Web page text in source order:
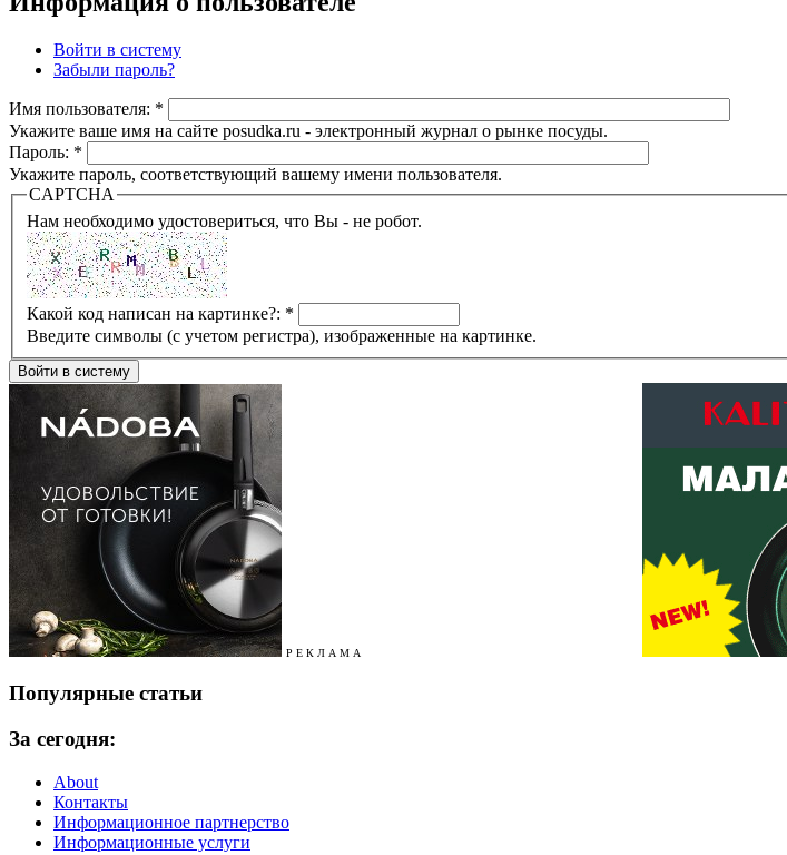
Войти в систему
Забыли пароль?
Имя пользователя: *
Укажите ваше имя на сайте posudka.ru - электронный журнал о рынке посуды.
Пароль: *
Укажите пароль, соответствующий вашему имени пользователя.
CAPTCHA
Нам необходимо удостовериться, что Вы - не робот.
Какой код написан на картинке?: *
Введите символы (с учетом регистра), изображенные на картинке.
Р Е К Л А М А
Популярные статьи
За сегодня:
About
Контакты
Информационное партнерство
Информационные услуги